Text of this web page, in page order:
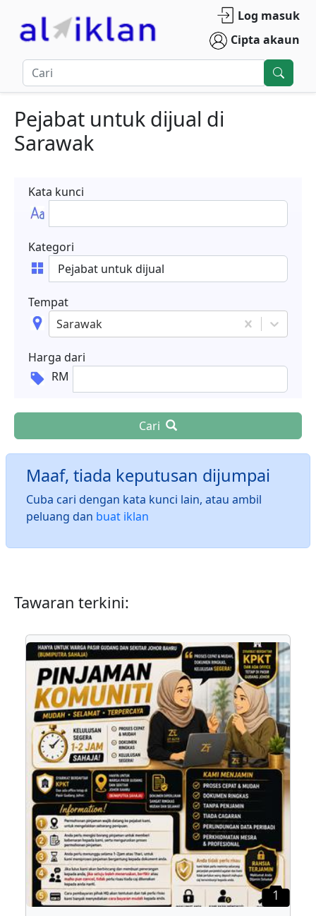
Log masuk
Cipta akaun
Pejabat untuk dijual di
Sarawak
Kata kunci
Kategori
Tempat
Sarawak
Harga dari
RM
Cari
Maaf, tiada keputusan dijumpai
Cuba cari dengan kata kunci lain, atau ambil
peluang dan buat iklan
Tawaran terkini:
1